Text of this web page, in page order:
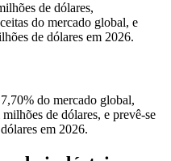
de dólares,
do mercado global, e
de dólares em 2026.
do mercado global,
de dólares, e prevê-se
em 2026.